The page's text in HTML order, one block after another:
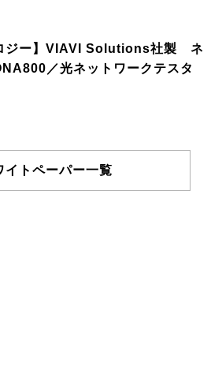
ジー】VIAVI Solutions社製 ネ
／光ネットワークテスタ
イトペーパー一覧